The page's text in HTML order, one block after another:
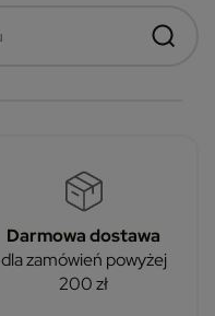
Darmowa dostawa
dla zamówień powyżej
200 zł